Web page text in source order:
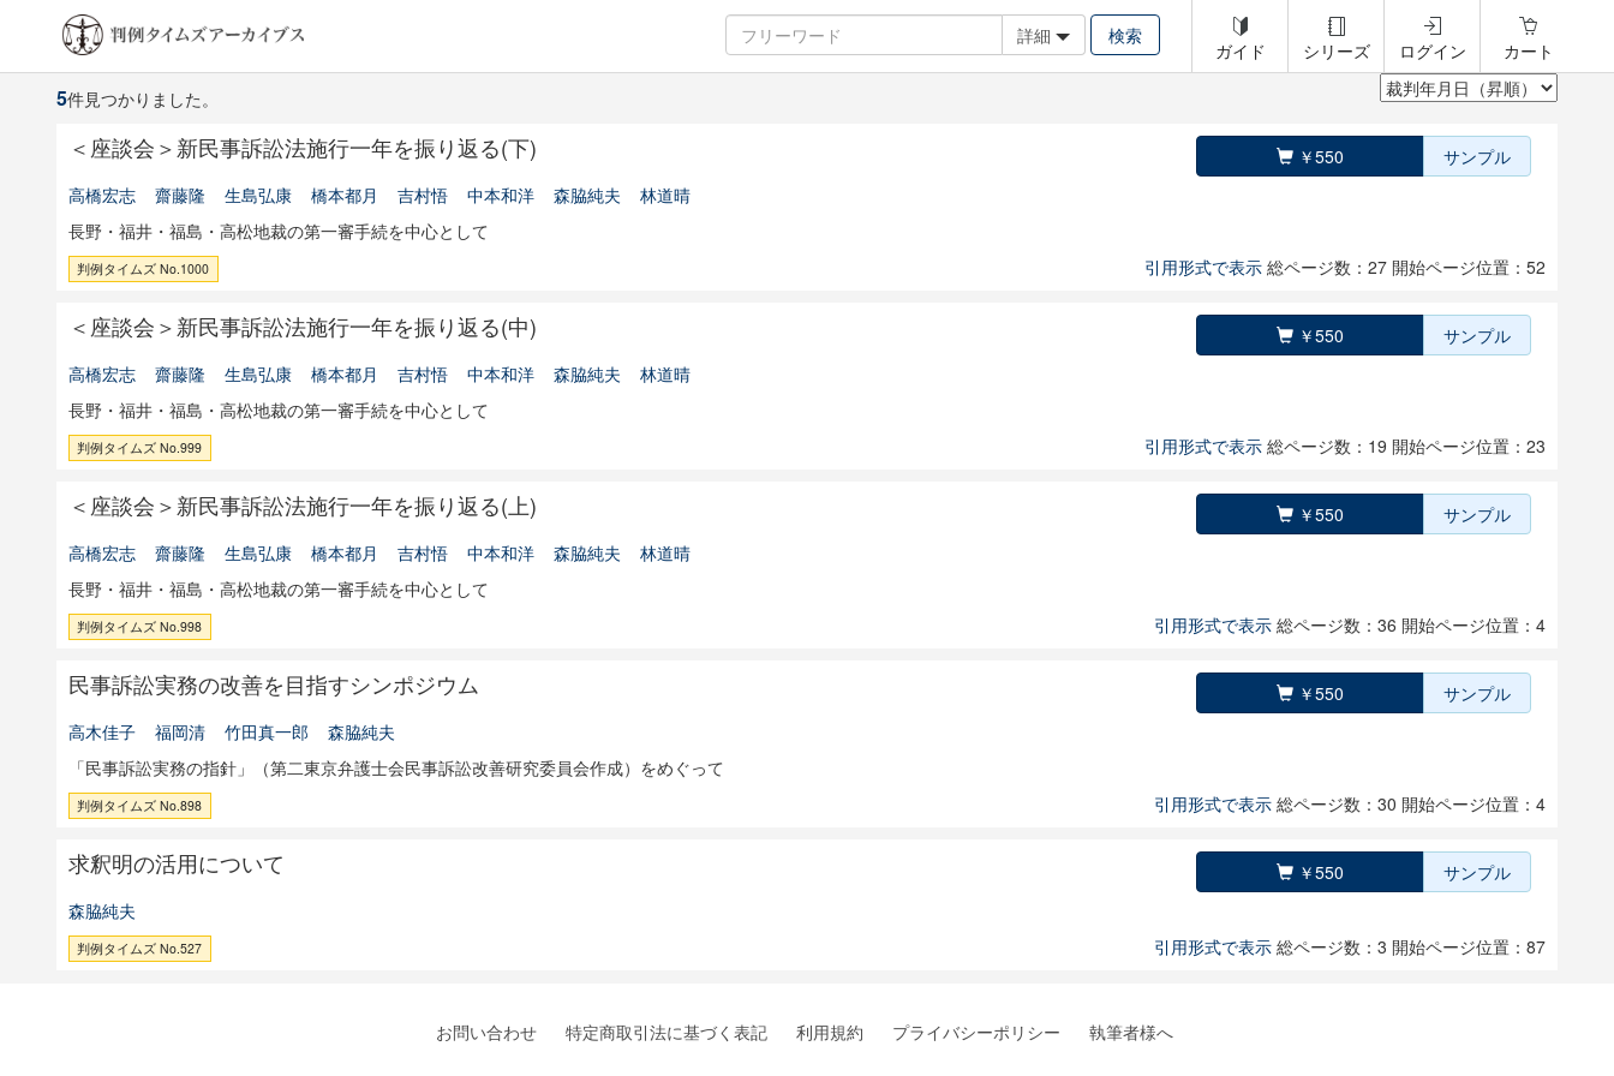
詳細
ガイド シリーズ ログイン カート
5件見つかりました。
＜座談会＞新民事訴訟法施行一年を振り返る(下) ￥550
サンプル
高橋宏志
齋藤隆 生島弘康 橋本都月 吉村悟 中本和洋 森脇純夫
林道晴
長野・福井・福島・高松地裁の第一審手続を中心として
判例タイムズ No.1000 引用形式で表示 総ページ数：27 開始ページ位置：52
＜座談会＞新民事訴訟法施行一年を振り返る(中) ￥550
サンプル
高橋宏志
齋藤隆 生島弘康 橋本都月 吉村悟 中本和洋 森脇純夫
林道晴
長野・福井・福島・高松地裁の第一審手続を中心として
判例タイムズ No.999 引用形式で表示 総ページ数：19 開始ページ位置：23
＜座談会＞新民事訴訟法施行一年を振り返る(上) ￥550
サンプル
高橋宏志
齋藤隆 生島弘康 橋本都月 吉村悟 中本和洋 森脇純夫
林道晴
長野・福井・福島・高松地裁の第一審手続を中心として
判例タイムズ No.998 引用形式で表示 総ページ数：36 開始ページ位置：4
民事訴訟実務の改善を目指すシンポジウム ￥550
サンプル
高木佳子
福岡清 竹田真一郎
森脇純夫
「民事訴訟実務の指針」（第二東京弁護士会民事訴訟改善研究委員会作成）をめぐって
判例タイムズ No.898 引用形式で表示 総ページ数：30 開始ページ位置：4
求釈明の活用について ￥550
サンプル
森脇純夫
判例タイムズ No.527 引用形式で表示 総ページ数：3 開始ページ位置：87
お問い合わせ 特定商取引法に基づく表記 利用規約 プライバシーポリシー 執筆者様へ